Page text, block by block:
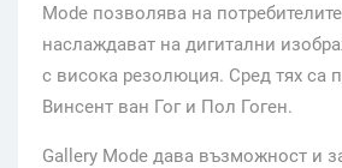
Mode позволява на
наслаждават на дигитални
с висока резолюция. Сред тях са
Винсент ван Гог и Пол Гоген.
Gallery Mode дава възможност и